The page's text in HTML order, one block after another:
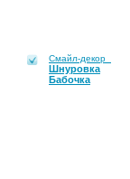
Смайл-декор
Шнуровка
Бабочка